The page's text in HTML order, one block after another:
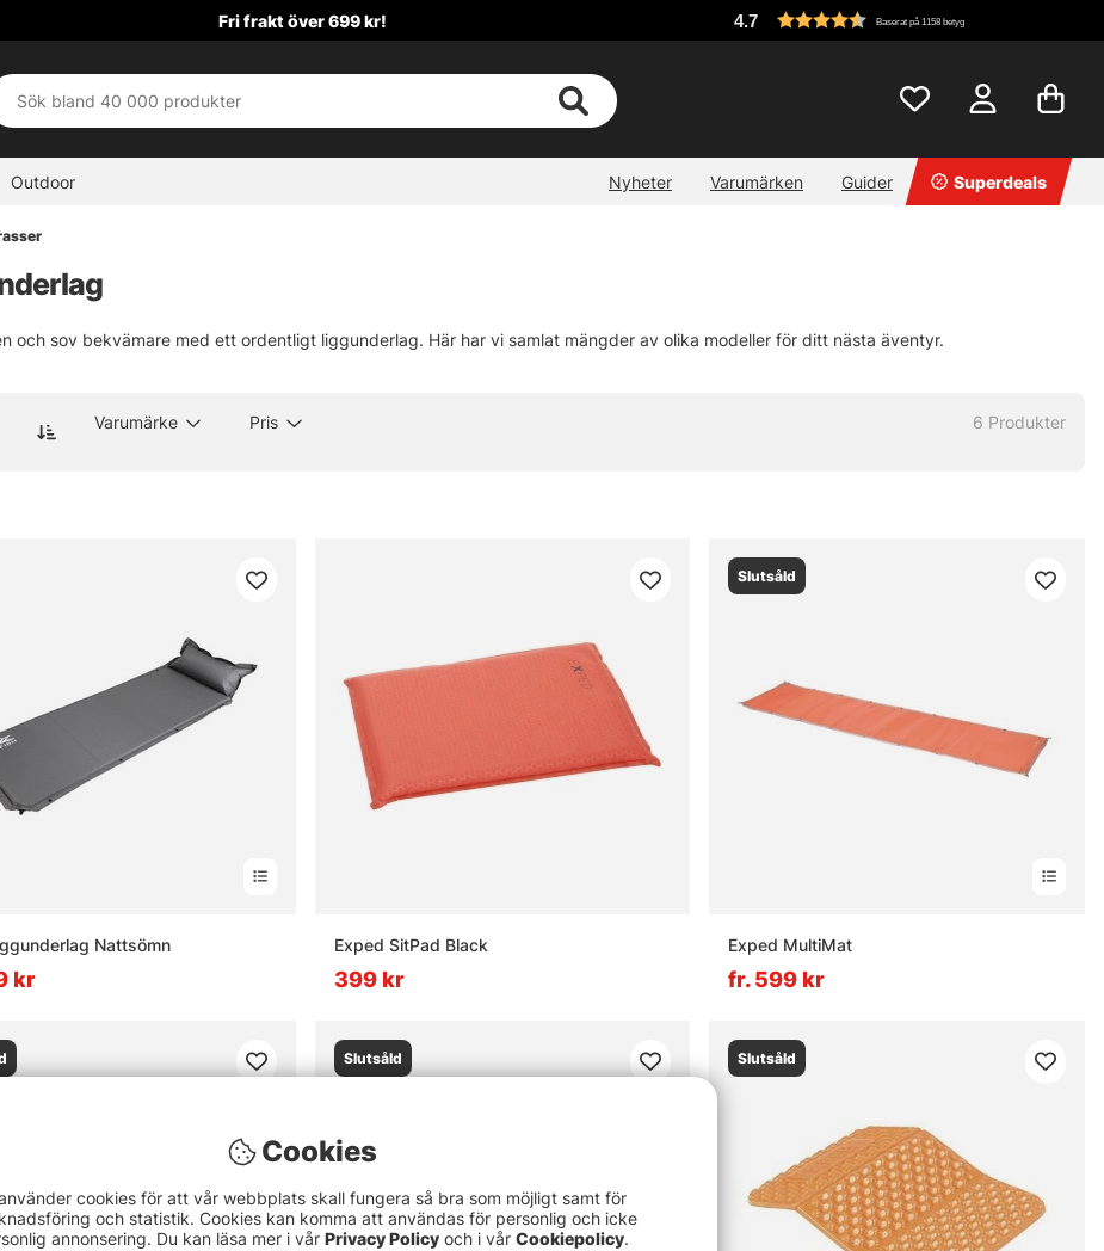
Fri frakt över 699 kr! 4.7 Baserat på 1158 betyg
Outdoor Nyheter Varumärken Guider Superdeals
och sov bekvämare med ett ordentligt liggunderlag. Här har vi samlat mängder av olika modeller för ditt nästa äventyr.
Varumärke Pris 6 Produkter
Nattsömn
kr
Exped SitPad Black
399 kr
Slutsåld
Exped MultiMat
fr. 599 kr
Slutsåld Slutsåld
Cookies
cookies för att vår webbplats skall fungera så bra som möjligt samt för
och statistik. Cookies kan komma att användas för personlig och icke
annonsering. Du kan läsa mer i vår Privacy Policy och i vår Cookiepolicy.